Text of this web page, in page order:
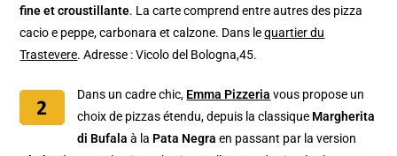
fine et croustillante. La carte comprend entre autres des pizza
cacio e peppe, carbonara et calzone. Dans lequartier du
Trastevere. Adresse : Vicolo del Bologna,45.
Dans un cadre chic, Emma Pizzeria vous propose un
choix de pizzas étendu, depuis la classique Margherita
di Bufala à la Pata Negra en passant par la version